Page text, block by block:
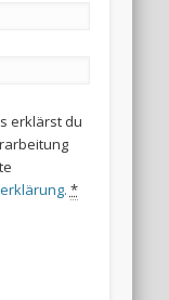
erklärst du
*